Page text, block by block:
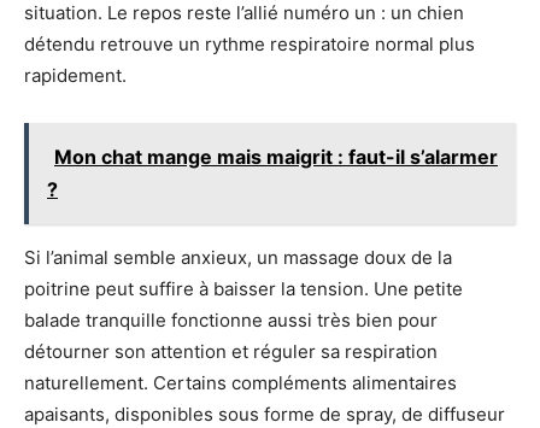
situation. Le repos reste l’allié numéro un : un chien
détendu retrouve un rythme respiratoire normal plus
rapidement.
Mon chat mange mais maigrit : faut-il s’alarmer
?
Si l’animal semble anxieux, un massage doux de la
poitrine peut suffire à baisser la tension. Une petite
balade tranquille fonctionne aussi très bien pour
détourner son attention et réguler sa respiration
naturellement. Certains compléments alimentaires
apaisants, disponibles sous forme de spray, de diffuseur